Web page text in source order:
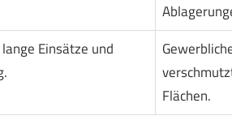
Einsätze und
Flächen.